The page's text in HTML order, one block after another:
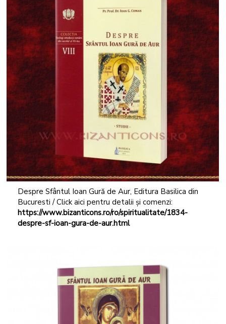
Despre Sfântul Ioan Gură de Aur, Editura Basilica din
Bucuresti / Click aici pentru detalii și comenzi:
https://www.bizanticons.ro/ro/spiritualitate/1834-
despre-sf-ioan-gura-de-aur.html